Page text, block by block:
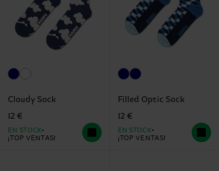
Cloudy Sock
12 €
EN STOCK
¡TOP VENTAS!
Filled Optic Sock
12 €
EN STOCK
¡TOP VENTAS!